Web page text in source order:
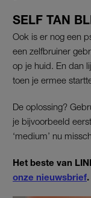
SELF TAN
Ook is er nog een
een zelfbruiner
op je huid. En dan
toen je ermee
De oplossing?
je bijvoorbeeld
‘medium’ nu
Het beste van
onze nieuwsbrief.